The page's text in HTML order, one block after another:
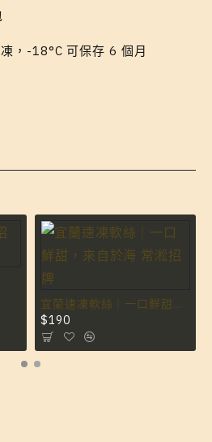
凍，-18°C 可保存 6 個月
宜蘭速凍軟絲｜一口鮮甜，來自於海 常淞招牌
$190